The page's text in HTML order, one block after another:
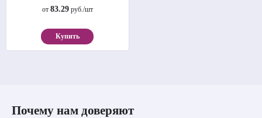
от 83.29руб./шт
Купить
Почему нам доверяют